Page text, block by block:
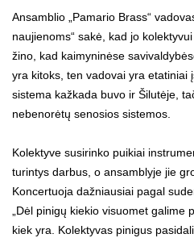
Ansamblio „Pamario Brass“
naujienoms“ sakė, kad jo
žino, kad kaimyninėse
yra kitoks, ten vadovai yra etatiniai
sistema kažkada buvo ir Šilutėje,
nebenorėtų senosios sistemos.
Kolektyve susirinko puikiai
turintys darbus, o ansamblyje jie
Koncertuoja dažniausiai pagal
„Dėl pinigų kiekio visuomet galime
kiek yra. Kolektyvas pinigus